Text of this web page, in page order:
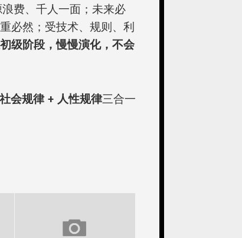
浪费、千人一面；未来必
必然；受技术、规则、利
级阶段，慢慢演化，不会
会规律 + 人性规律三合一